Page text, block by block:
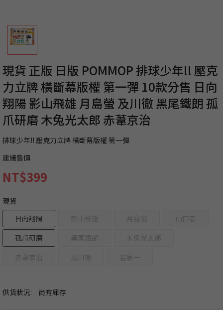
現貨 正版 日版 POMMOP 排球少年!! 壓克
力立牌 橫斷幕版權 第一彈 10款分售 日向
翔陽 影山飛雄 月島螢 及川徹 黑尾鐵朗 孤
爪研磨 木兔光太郎 赤葦京治
排球少年!! 壓克力立牌 橫斷幕版權 第一彈
建議售價
NT$399
供貨狀況: 尚有庫存
現貨
日向翔陽
影山飛雄 月島螢
山口忠
孤爪研磨
黑尾鐵朗
木兔光太郎
赤葦京治
及川徹 岩泉一